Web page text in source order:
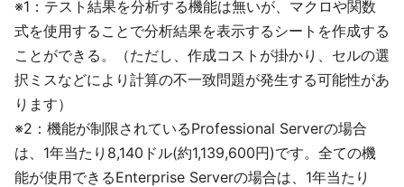
※1：テスト結果を分析する機能は無いが、マクロや関数
式を使用することで分析結果を表示するシートを作成する
ことができる。（ただし、作成コストが掛かり、セルの選
択ミスなどにより計算の不一致問題が発生する可能性があ
ります）
※2：機能が制限されているProfessional Serverの場合
は、1年当たり8,140ドル(約1,139,600円)です。全ての機
能が使用できるEnterprise Serverの場合は、1年当たり